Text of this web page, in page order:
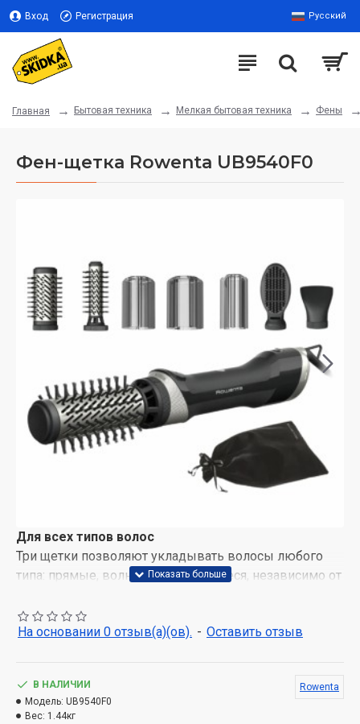
Вход Регистрация Русский
Главная Бытовая техника Мелкая бытовая техника Фены
Фен-щетка Rowenta UB9540F0
Для всех типов волос
Три щетки позволяют укладывать волосы любого
типа: прямые, волнистые и вьющиеся, независимо от
2 вращательные щетки с керамическим
стильной укладки волос.
Неподвижная щетка
На основании 0 отзыв(а)(ов). - Оставить отзыв
В НАЛИЧИИ
Модель: UB9540F0
Вес: 1.44кг
Rowenta